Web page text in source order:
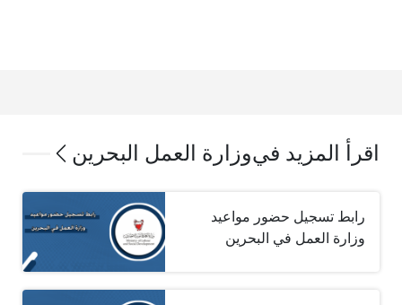
اقرأ المزيد فيوزارة العمل البحرين
رابط تسجيل حضور مواعيد
وزارة العمل في البحرين